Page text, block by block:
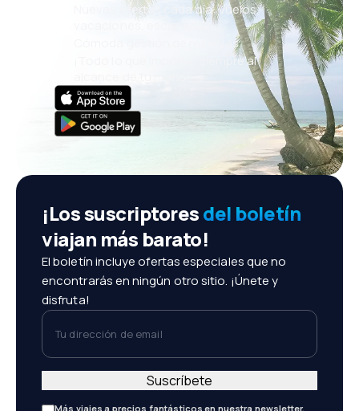
Nuevas ofertas cada día: vuelos,
vacaciones, escapadas
Cómoda gestión de reservas
¡Todo lo que importa, siempre al
¡Los suscriptoresdel boletín
viajan más barato!
El boletín incluye ofertas especiales que no
encontrarás en ningún otro sitio. ¡Únete y
disfruta!
Tu dirección de email
Más viajes a precios fantásticos en nuestra newsletter.
Suscríbete